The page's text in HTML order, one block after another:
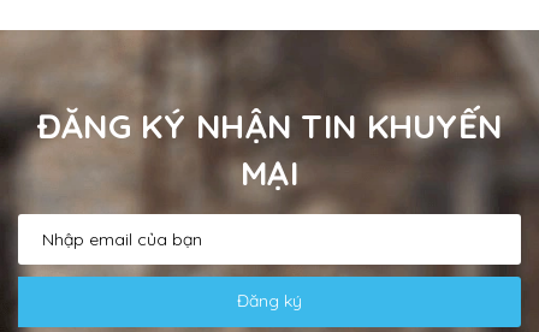
ĐĂNG KÝ NHẬN TIN KHUYẾN
MẠI
Đăng ký